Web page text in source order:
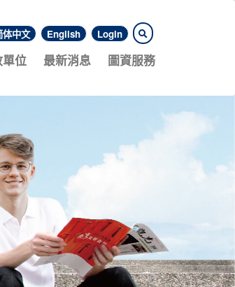
体中文 English Login
位 最新消息 圖資服務